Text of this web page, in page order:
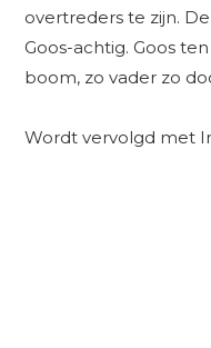
overtreders te zijn.
Goos-achtig. Goos
boom, zo vader zo
Wordt vervolgd met